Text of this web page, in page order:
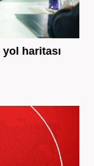
yol haritası